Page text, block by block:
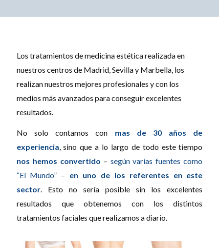
Los tratamientos de medicina estética realizada en
nuestros centros de Madrid, Sevilla y Marbella, los
realizan nuestros mejores profesionales y con los
medios más avanzados para conseguir excelentes
resultados.
No solo contamos con mas de 30 años de
experiencia, sino que a lo largo de todo este tiempo
nos hemos convertido – según varias fuentes como
“El Mundo” – en uno de los referentes en este
sector. Esto no sería posible sin los excelentes
resultados que obtenemos con los distintos
tratamientos faciales que realizamos a diario.